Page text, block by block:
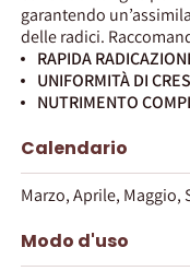
garantendo
delle radici.
RAPIDA
UNIFORMITÀ DI
NUTRIMENTO
Calendario
Marzo, Aprile, Maggio,
Modo d'uso